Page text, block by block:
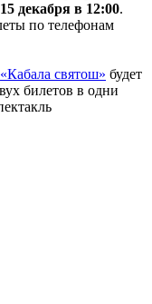
15 декабря в 12:00.
по телефонам
«Кабала святош» будет
билетов в одни